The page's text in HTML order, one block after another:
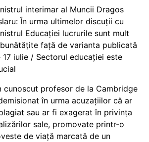
interimar al Muncii Dragos
În urma ultimelor discuții cu
Educației lucrurile sunt mult
față de varianta publicată
17 iulie / Sectorul educației este
cunoscut profesor de la Cambridge
în urma acuzațiilor că ar
sau ar fi exagerat în privința
sale, promovate printr-o
de viață marcată de un